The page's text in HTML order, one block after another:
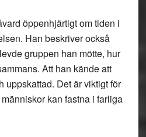
öppenhjärtigt om tiden i
Han beskriver också
gruppen han mötte, hur
Att han kände att
uppskattad. Det är viktigt för
kan fastna i farliga